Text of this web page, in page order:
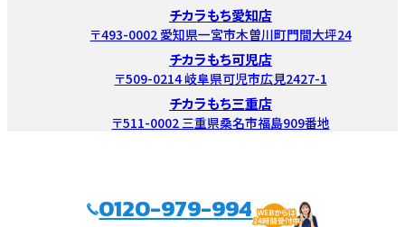
チカラもち愛知店
〒493-0002 愛知県一宮市木曽川町門間大坪24
チカラもち可児店
〒509-0214 岐阜県可児市広見2427-1
チカラもち三重店
〒511-0002 三重県桑名市福島909番地
0120-979-994